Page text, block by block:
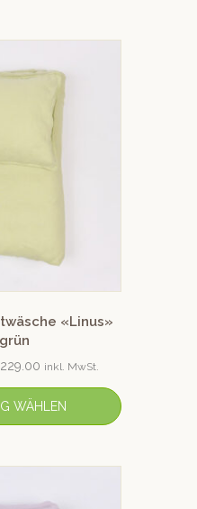
«Linus»
229.00 inkl. MwSt.
WÄHLEN